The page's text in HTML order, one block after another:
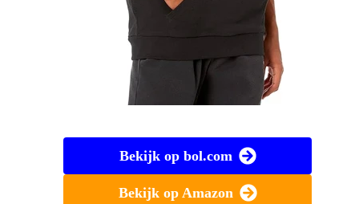
Bekijk op bol.com
Bekijk op Amazon